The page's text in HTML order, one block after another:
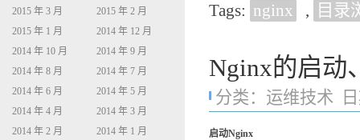
Tags: nginx , 目录
Nginx的启动
分类： 运维技术
启动Nginx
2015 年 3 月
2015 年 2 月
2015 年 1 月
2014 年 12 月
2014 年 10 月
2014 年 9 月
2014 年 8 月
2014 年 7 月
2014 年 6 月
2014 年 5 月
2014 年 4 月
2014 年 3 月
2014 年 2 月
2014 年 1 月